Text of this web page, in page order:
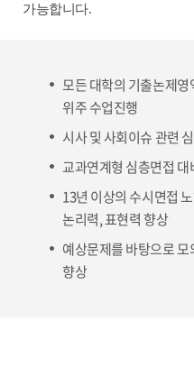
가능합니다.
모든 대학의 기출논제
위주 수업진행
시사 및 사회이슈 관련
교과연계형 심층면접 대
13년 이상의 수시면접
논리력, 표현력 향상
예상문제를 바탕으로
향상